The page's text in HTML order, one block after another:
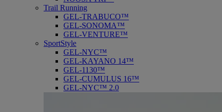
Trail Running
GEL-TRABUCO™
GEL-SONOMA™
GEL-VENTURE™
SportStyle
GEL-NYC™
GEL-KAYANO 14™
GEL-1130™
GEL-CUMULUS 16™
GEL-NYC™ 2.0